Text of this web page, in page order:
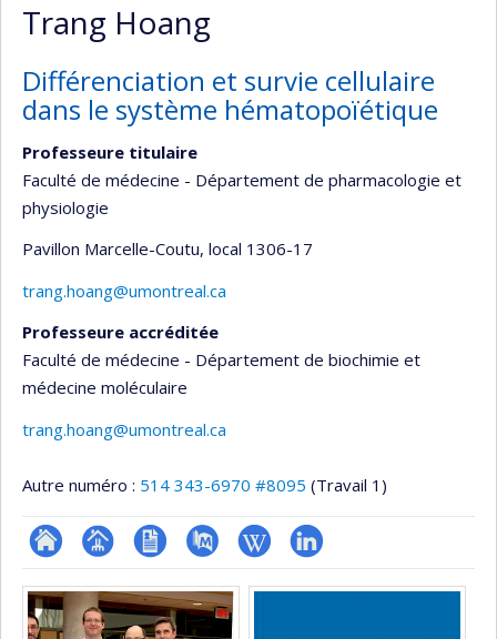
Trang Hoang
Différenciation et survie cellulaire
dans le système hématopoïétique
Professeure titulaire
Faculté de médecine - Département de pharmacologie et
physiologie
Pavillon Marcelle-Coutu, local 1306-17
trang.hoang@umontreal.ca
Professeure accréditée
Faculté de médecine - Département de biochimie et
médecine moléculaire
trang.hoang@umontreal.ca
Autre numéro : 514 343-6970 #8095 (Travail 1)
ResearchGate
Page
professionnelle
(faculté,département,école)
CV PubMedWiki LinkedIn
Médias